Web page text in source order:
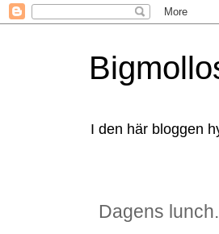
I den här bloggen
Dagens lunch.